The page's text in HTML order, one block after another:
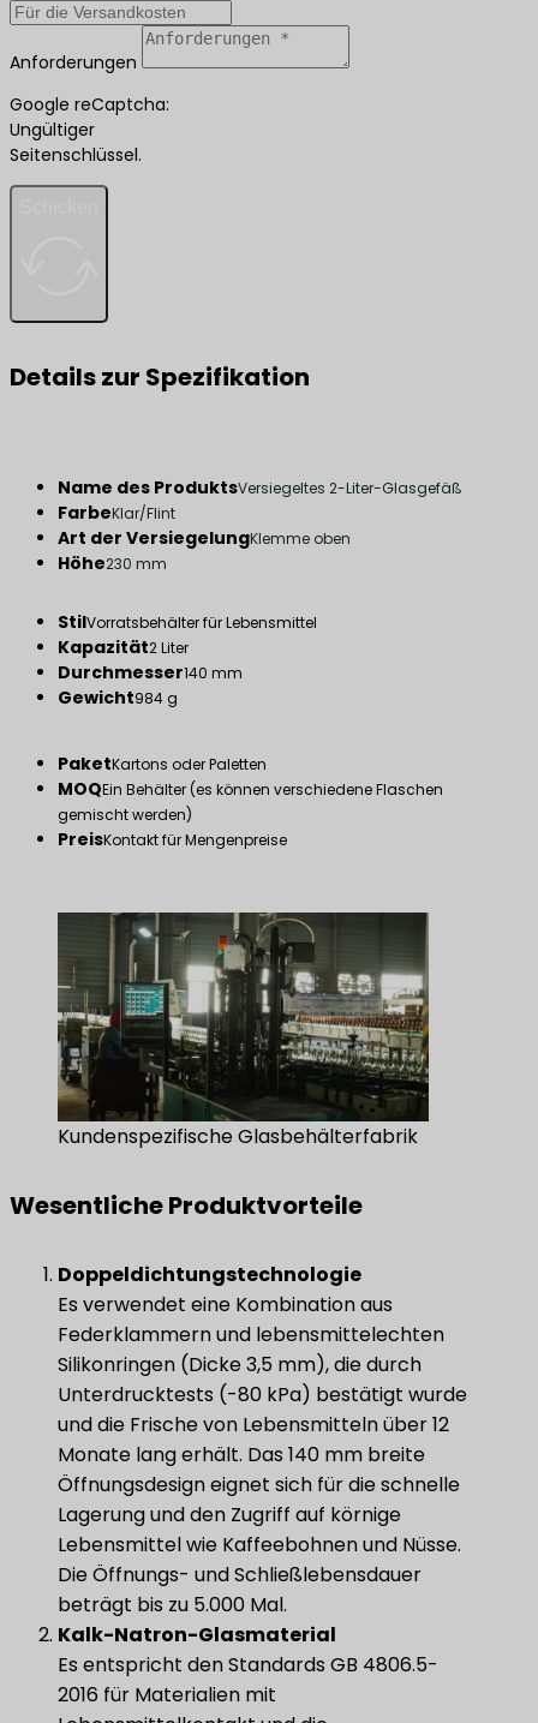
Anforderungen
Google reCaptcha:
Ungültiger
Seitenschlüssel.
Details zur Spezifikation
Name des ProduktsVersiegeltes 2-Liter-Glasgefäß
FarbeKlar/Flint
Art der VersiegelungKlemme oben
Höhe230 mm
StilVorratsbehälter für Lebensmittel
Kapazität2 Liter
Durchmesser140 mm
Gewicht984 g
PaketKartons oder Paletten
MOQEin Behälter (es können verschiedene Flaschen
gemischt werden)
PreisKontakt für Mengenpreise
Kundenspezifische Glasbehälterfabrik
Wesentliche Produktvorteile
​Doppeldichtungstechnologie​
Es verwendet eine Kombination aus
Federklammern und lebensmittelechten
Silikonringen (Dicke 3,5 mm), die durch
Unterdrucktests (-80 kPa) bestätigt wurde
und die Frische von Lebensmitteln über 12
Monate lang erhält. Das 140 mm breite
Öffnungsdesign eignet sich für die schnelle
Lagerung und den Zugriff auf körnige
Lebensmittel wie Kaffeebohnen und Nüsse.
Die Öffnungs- und Schließlebensdauer
beträgt bis zu 5.000 Mal.
​Kalk-Natron-Glasmaterial​
Es entspricht den Standards GB 4806.5-
2016 für Materialien mit